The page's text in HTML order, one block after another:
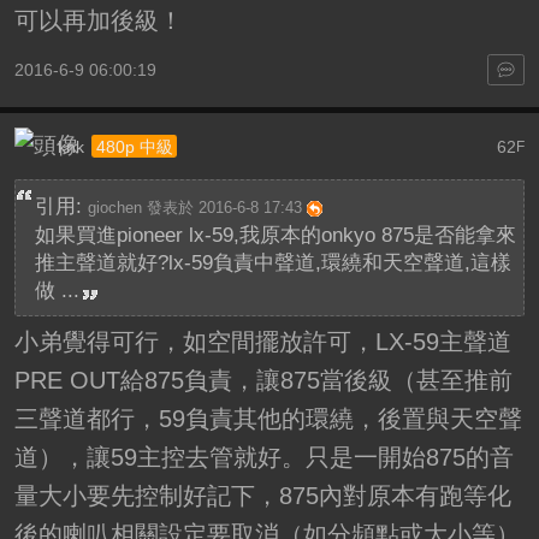
可以再加後級！
2016-6-9 06:00:19
62F
knk 480p 中級
引用: giochen 發表於 2016-6-8 17:43
如果買進pioneer lx-59,我原本的onkyo 875是否能拿來
推主聲道就好?lx-59負責中聲道,環繞和天空聲道,這樣
做 ...
小弟覺得可行，如空間擺放許可，LX-59主聲道
PRE OUT給875負責，讓875當後級（甚至推前
三聲道都行，59負責其他的環繞，後置與天空聲
道），讓59主控去管就好。只是一開始875的音
量大小要先控制好記下，875內對原本有跑等化